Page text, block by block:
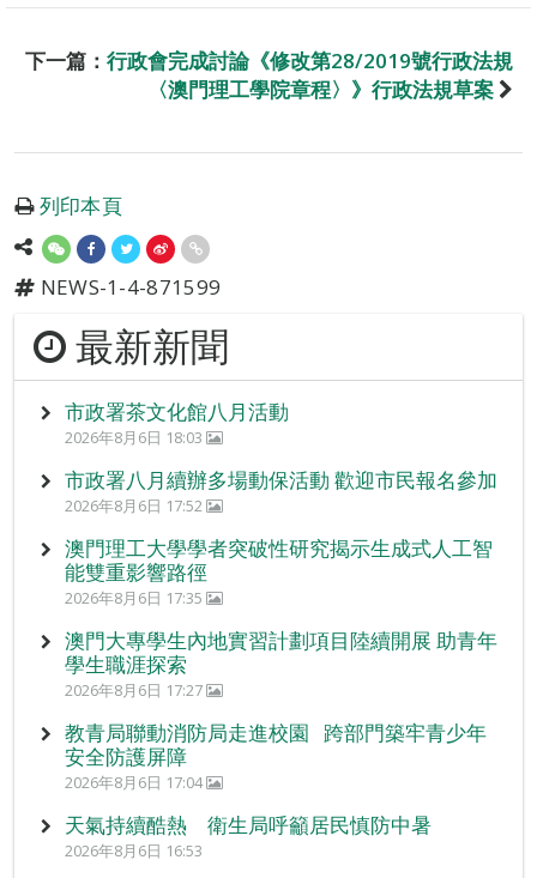
下一篇： 行政會完成討論《修改第28/2019號行政法規
〈澳門理工學院章程〉》行政法規草案
列印本頁
NEWS-1-4-871599
最新新聞
市政署茶文化館八月活動
2026年8月6日 18:03
市政署八月續辦多場動保活動 歡迎市民報名參加
2026年8月6日 17:52
澳門理工大學學者突破性研究揭示生成式人工智
能雙重影響路徑
2026年8月6日 17:35
澳門大專學生內地實習計劃項目陸續開展 助青年
學生職涯探索
2026年8月6日 17:27
教青局聯動消防局走進校園 跨部門築牢青少年
安全防護屏障
2026年8月6日 17:04
天氣持續酷熱 衛生局呼籲居民慎防中暑
2026年8月6日 16:53